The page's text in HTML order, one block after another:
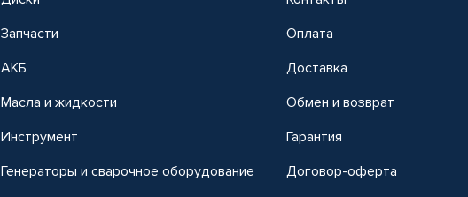
Запчасти
АКБ
Масла и жидкости
Инструмент
Генераторы и сварочное оборудование
Оплата
Доставка
Обмен и возврат
Гарантия
Договор-оферта